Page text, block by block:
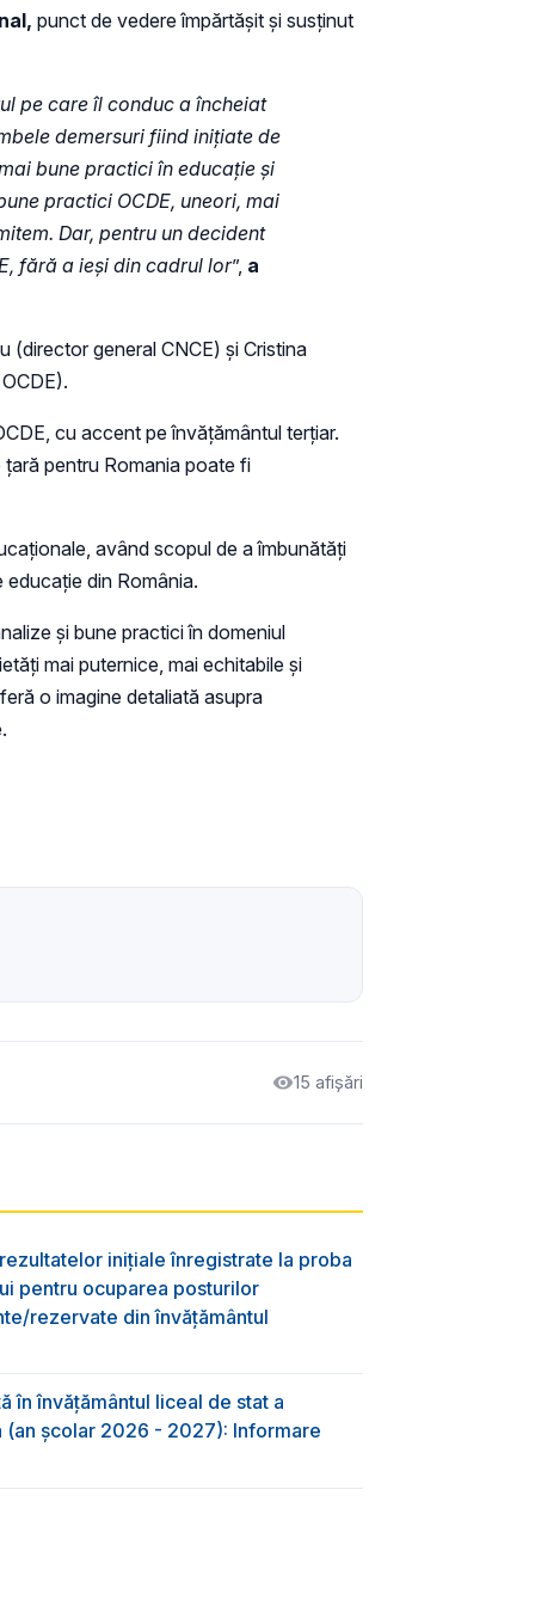
punct de vedere împărtășit și susținut
pe care îl conduc a încheiat
demersuri fiind inițiate de
bune practici în educație și
practici OCDE, uneori, mai
Dar, pentru un decident
fără a ieși din cadrul lor”, a
(director general CNCE) și Cristina
cu accent pe învățământul terțiar.
pentru Romania poate fi
având scopul de a îmbunătăți
din România.
și bune practici în domeniul
mai puternice, mai echitabile și
o imagine detaliată asupra
15 afișări
inițiale înregistrate la proba
pentru ocuparea posturilor
rezervate din învăţământul
în învăţământul liceal de stat a
(an școlar 2026 - 2027): Informare